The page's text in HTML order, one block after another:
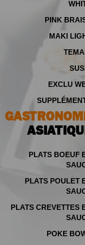
PINK
MAKI
EXCLU
PLATS BOEUF
PLATS POULET
PLATS CREVETTES
POKE